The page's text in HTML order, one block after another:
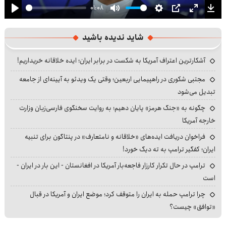
Play
01:08
Mute Settings
PIP Enter
شاید ندیده باشید
آشکارترین اعتراف آمریکا به شکست در برابر ایران؛ ایده خلاقانه خریداریم!
مجتبی شکوری در راهپیمایی اربعین؛ وقتی یک ویدئو به آیینه‌ای از جامعه
تبدیل می‌شود
چگونه به «جنگ هرمز» پایان دهیم؛ به روایت سخنگوی فارسی‌زبان وزارت
خارجه آمریکا
فراخوان دریافت ایده‌های «خلاقانه و نامتعارف» در پنتاگون برای تنبیه
ایران؛ کفگیر ترامپ به ته دیگ خورد!
ترامپ در حال تکرار کارزار فاجعه‌بار آمریکا در افغانستان - این بار در ایران -
است
چرا ترامپ حمله به ایران را متوقف کرد؛ موضع ایران و آمریکا در قبال
«توافق» چیست؟